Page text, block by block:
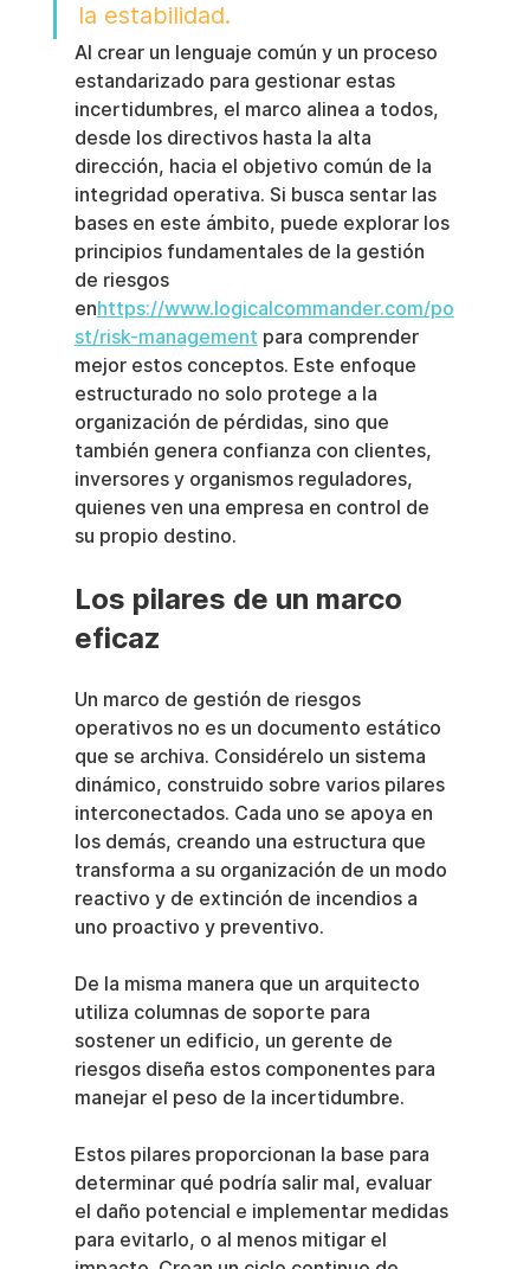
la estabilidad.
Al crear un lenguaje común y un proceso
estandarizado para gestionar estas
incertidumbres, el marco alinea a todos,
desde los directivos hasta la alta
dirección, hacia el objetivo común de la
integridad operativa. Si busca sentar las
bases en este ámbito, puede explorar los
principios fundamentales de la gestión
de riesgos
enhttps://www.logicalcommander.com/po
st/risk-management para comprender
mejor estos conceptos. Este enfoque
estructurado no solo protege a la
organización de pérdidas, sino que
también genera confianza con clientes,
inversores y organismos reguladores,
quienes ven una empresa en control de
su propio destino.
Los pilares de un marco
eficaz
Un marco de gestión de riesgos
operativos no es un documento estático
que se archiva. Considérelo un sistema
dinámico, construido sobre varios pilares
interconectados. Cada uno se apoya en
los demás, creando una estructura que
transforma a su organización de un modo
reactivo y de extinción de incendios a
uno proactivo y preventivo.
De la misma manera que un arquitecto
utiliza columnas de soporte para
sostener un edificio, un gerente de
riesgos diseña estos componentes para
manejar el peso de la incertidumbre.
Estos pilares proporcionan la base para
determinar qué podría salir mal, evaluar
el daño potencial e implementar medidas
para evitarlo, o al menos mitigar el